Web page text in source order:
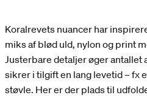
Koralrevets nuancer har
miks af blød uld, nylon og print
Justerbare detaljer øger
sikrer i tilgift en lang levetid – fx
støvle. Her er der plads til